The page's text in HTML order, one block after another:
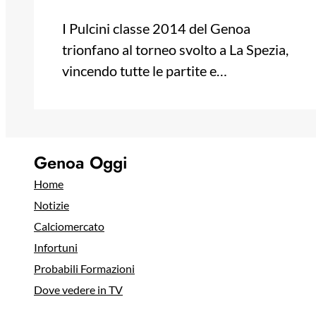
I Pulcini classe 2014 del Genoa
trionfano al torneo svolto a La Spezia,
vincendo tutte le partite e…
Genoa Oggi
Home
Notizie
Calciomercato
Infortuni
Probabili Formazioni
Dove vedere in TV